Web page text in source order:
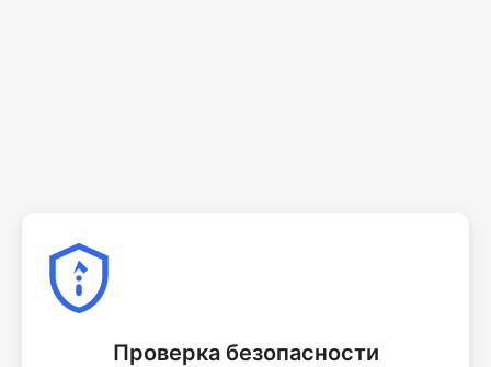
Проверка безопасности